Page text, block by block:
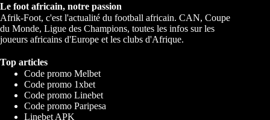
Le foot africain, notre passion
Afrik-Foot, c'est l'actualité du football africain. CAN, Coupe
du Monde, Ligue des Champions, toutes les infos sur les
joueurs africains d'Europe et les clubs d'Afrique.
Top articles
Code promo Melbet
Code promo 1xbet
Code promo Linebet
Code promo Paripesa
Linebet APK